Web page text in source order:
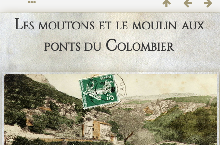
Les moutons et le moulin aux
ponts du Colombier